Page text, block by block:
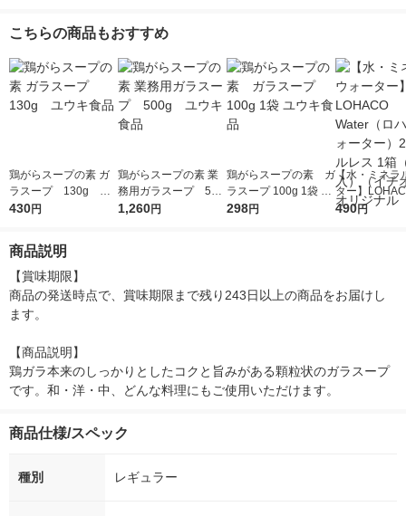
こちらの商品もおすすめ
鶏がらスープの素 ガ
ラスープ 130g ユ
ウキ食品
430円
鶏がらスープの素 業
務用ガラスープ 500
g ユウキ食品
1,260円
鶏がらスープの素 ガ
ラスープ 100g 1袋 ユ
ウキ食品
298円
【水・ミネラ
ター】
r（ロハコウ
490円
商品説明
【賞味期限】
商品の発送時点で、賞味期限まで残り243日以上の商品をお届けし
ます。
【商品説明】
鶏ガラ本来のしっかりとしたコクと旨みがある顆粒状のガラスープ
です。和・洋・中、どんな料理にもご使用いただけます。
商品仕様/スペック
種別 レギュラー